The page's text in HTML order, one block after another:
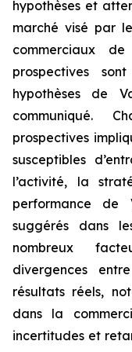
hypothèses et
marché visé par
commerciaux
prospectives
hypothèses de
communiqué.
prospectives
susceptibles
l’activité, la
performance de
suggérés dans
nombreux
divergences
résultats réels,
dans la
incertitudes et